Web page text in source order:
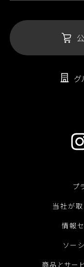
プ
当社が
情報
ソー
商品とサー